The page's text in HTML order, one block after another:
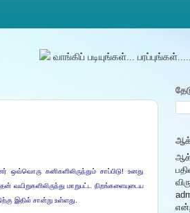
வாங்கிப் படியுங்கள்...
கனிகளிலிருந்தும் சாப்பிடு! உனது
மாறுபட்ட நிறங்களையுடைய
இதில் சான்று உள்ளது.